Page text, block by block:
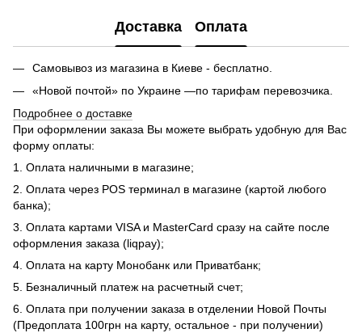
Доставка Оплата
Самовывоз из магазина в Киеве - бесплатно.
«Новой почтой» по Украине —по тарифам перевозчика.
Подробнее о доставке
При оформлении заказа Вы можете выбрать удобную для Вас
форму оплаты:
1. Оплата наличными в магазине;
2. Оплата через POS терминал в магазине (картой любого
банка);
3. Оплата картами VISA и MasterCard сразу на сайте после
оформления заказа (liqpay);
4. Оплата на карту Монобанк или Приватбанк;
5. Безналичный платеж на расчетный счет;
6. Оплата при получении заказа в отделении Новой Почты
(Предоплата 100грн на карту, остальное - при получении)